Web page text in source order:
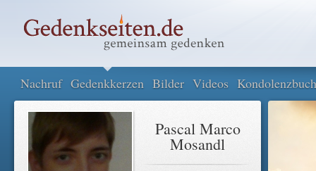
Nachruf Gedenkkerzen Bilder Videos Kondolenzbuch
Pascal Marco
Mosandl